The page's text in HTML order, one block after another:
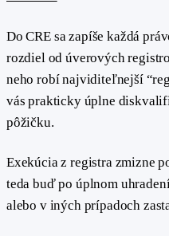
Do CRE sa zapíše každá
rozdiel od úverových
neho robí najviditeľnejší
vás prakticky úplne
pôžičku.
Exekúcia z registra zmizne
teda buď po úplnom
alebo v iných prípadoch